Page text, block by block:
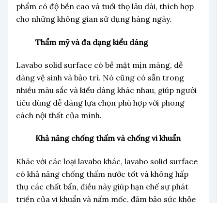
phẩm có độ bền cao và tuổi thọ lâu dài, thích hợp
cho những không gian sử dụng hàng ngày.
Thẩm mỹ và đa dạng kiểu dáng
Lavabo solid surface có bề mặt mịn màng, dễ
dàng vệ sinh và bảo trì. Nó cũng có sẵn trong
nhiều màu sắc và kiểu dáng khác nhau, giúp người
tiêu dùng dễ dàng lựa chọn phù hợp với phong
cách nội thất của mình.
Khả năng chống thấm và chống vi khuẩn
Khác với các loại lavabo khác, lavabo solid surface
có khả năng chống thấm nước tốt và không hấp
thụ các chất bẩn, điều này giúp hạn chế sự phát
triển của vi khuẩn và nấm mốc, đảm bảo sức khỏe